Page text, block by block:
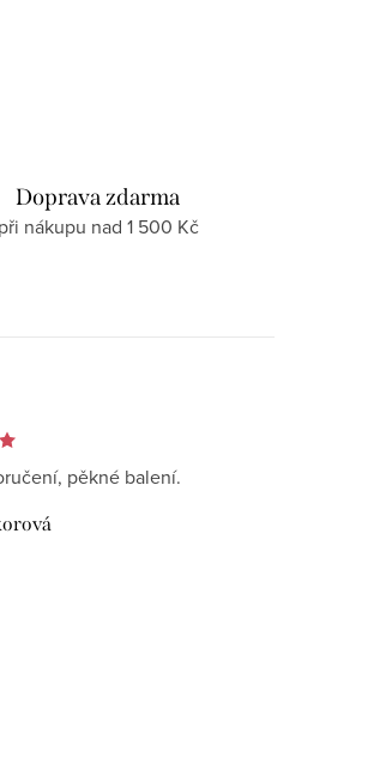
Doprava zdarma
při nákupu nad 1 500 Kč
pěkné balení.